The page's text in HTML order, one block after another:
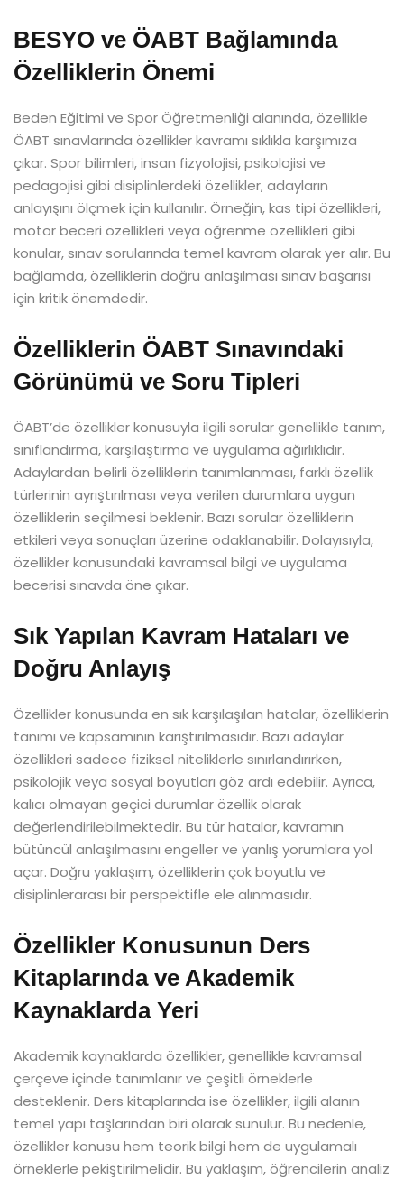
BESYO ve ÖABT Bağlamında
Özelliklerin Önemi
Beden Eğitimi ve Spor Öğretmenliği alanında, özellikle
ÖABT sınavlarında özellikler kavramı sıklıkla karşımıza
çıkar. Spor bilimleri, insan fizyolojisi, psikolojisi ve
pedagojisi gibi disiplinlerdeki özellikler, adayların
anlayışını ölçmek için kullanılır. Örneğin, kas tipi özellikleri,
motor beceri özellikleri veya öğrenme özellikleri gibi
konular, sınav sorularında temel kavram olarak yer alır. Bu
bağlamda, özelliklerin doğru anlaşılması sınav başarısı
için kritik önemdedir.
Özelliklerin ÖABT Sınavındaki
Görünümü ve Soru Tipleri
ÖABT’de özellikler konusuyla ilgili sorular genellikle tanım,
sınıflandırma, karşılaştırma ve uygulama ağırlıklıdır.
Adaylardan belirli özelliklerin tanımlanması, farklı özellik
türlerinin ayrıştırılması veya verilen durumlara uygun
özelliklerin seçilmesi beklenir. Bazı sorular özelliklerin
etkileri veya sonuçları üzerine odaklanabilir. Dolayısıyla,
özellikler konusundaki kavramsal bilgi ve uygulama
becerisi sınavda öne çıkar.
Sık Yapılan Kavram Hataları ve
Doğru Anlayış
Özellikler konusunda en sık karşılaşılan hatalar, özelliklerin
tanımı ve kapsamının karıştırılmasıdır. Bazı adaylar
özellikleri sadece fiziksel niteliklerle sınırlandırırken,
psikolojik veya sosyal boyutları göz ardı edebilir. Ayrıca,
kalıcı olmayan geçici durumlar özellik olarak
değerlendirilebilmektedir. Bu tür hatalar, kavramın
bütüncül anlaşılmasını engeller ve yanlış yorumlara yol
açar. Doğru yaklaşım, özelliklerin çok boyutlu ve
disiplinlerarası bir perspektifle ele alınmasıdır.
Özellikler Konusunun Ders
Kitaplarında ve Akademik
Kaynaklarda Yeri
Akademik kaynaklarda özellikler, genellikle kavramsal
çerçeve içinde tanımlanır ve çeşitli örneklerle
desteklenir. Ders kitaplarında ise özellikler, ilgili alanın
temel yapı taşlarından biri olarak sunulur. Bu nedenle,
özellikler konusu hem teorik bilgi hem de uygulamalı
örneklerle pekiştirilmelidir. Bu yaklaşım, öğrencilerin analiz